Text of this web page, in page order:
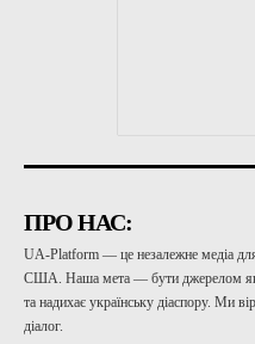
ПРО НАС:
UA-Platform — це незалежне медіа для
США. Наша мета — бути джерелом
та надихає українську діаспору. Ми
діалог.